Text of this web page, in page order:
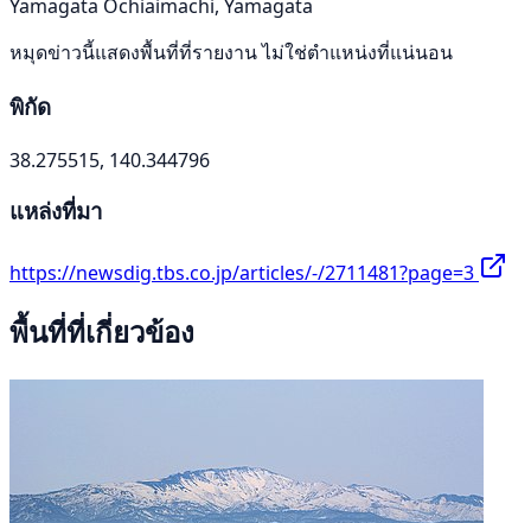
Yamagata Ochiaimachi, Yamagata
หมุดข่าวนี้แสดงพื้นที่ที่รายงาน ไม่ใช่ตำแหน่งที่แน่นอน
พิกัด
38.275515, 140.344796
แหล่งที่มา
https://newsdig.tbs.co.jp/articles/-/2711481?page=3
พื้นที่ที่เกี่ยวข้อง